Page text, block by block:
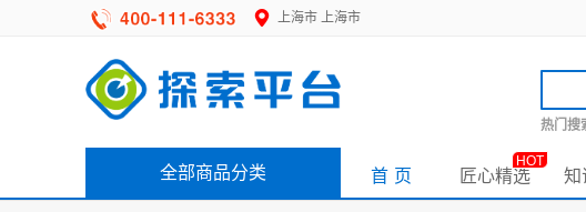
上海市 上海市
热门搜
全部商品分类 首 页 匠心精选
HOT
知